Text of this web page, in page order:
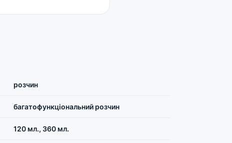
розчин
багатофункціональний розчин
120 мл., 360 мл.